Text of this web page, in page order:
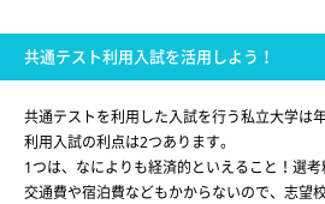
共通テスト利用入試を活用しよう！
共通テストを利用した入試を行う私立大学は
利用入試の利点は2つあります。
1つは、なによりも経済的といえること！選考
交通費や宿泊費などもかからないので、志望